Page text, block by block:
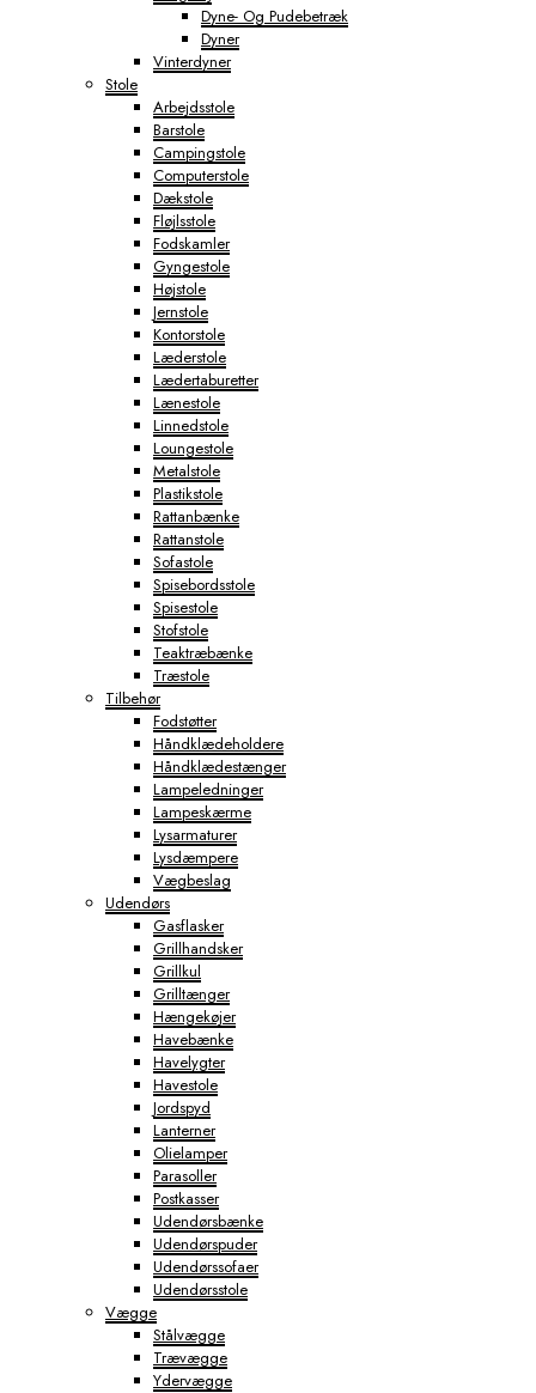
Dyne- Og Pudebetræk
Dyner
Vinterdyner
Stole
Arbejdsstole
Barstole
Campingstole
Computerstole
Dækstole
Fløjlsstole
Fodskamler
Gyngestole
Højstole
Jernstole
Kontorstole
Læderstole
Lædertaburetter
Lænestole
Linnedstole
Loungestole
Metalstole
Plastikstole
Rattanbænke
Rattanstole
Sofastole
Spisebordsstole
Spisestole
Stofstole
Teaktræbænke
Træstole
Tilbehør
Fodstøtter
Håndklædeholdere
Håndklædestænger
Lampeledninger
Lampeskærme
Lysarmaturer
Lysdæmpere
Vægbeslag
Udendørs
Gasflasker
Grillhandsker
Grillkul
Grilltænger
Hængekøjer
Havebænke
Havelygter
Havestole
Jordspyd
Lanterner
Olielamper
Parasoller
Postkasser
Udendørsbænke
Udendørspuder
Udendørssofaer
Udendørsstole
Vægge
Stålvægge
Trævægge
Ydervægge